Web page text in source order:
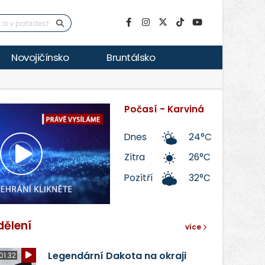
Novojičínsko Bruntálsko
Přehrát
video
Počasí - Karviná
Dnes
24°C
Zítra
26°C
Pozítří
32°C
více
Legendární Dakota na okraji